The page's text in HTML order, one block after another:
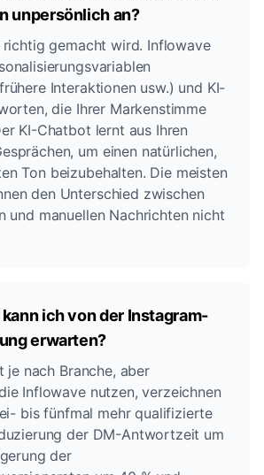
unpersönlich an?
richtig gemacht wird. Inflowave
Interaktionen usw.) und KI-
die Ihrer Markenstimme
KI-Chatbot lernt aus Ihren
um einen natürlichen,
Ton beizubehalten. Die meisten
den Unterschied zwischen
und manuellen Nachrichten nicht
ich von der Instagram-
erwarten?
je nach Branche, aber
Inflowave nutzen, verzeichnen
bis fünfmal mehr qualifizierte
der DM-Antwortzeit um
der